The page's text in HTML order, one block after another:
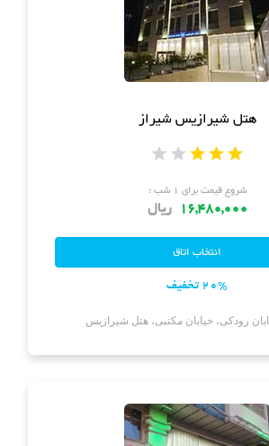
هتل شیرازیس شیراز
شروع قیمت برای ۱ شب :
16,480,000 ریال
20% تخفیف
رودکی، خیابان مکتبی، هتل شیرازیس